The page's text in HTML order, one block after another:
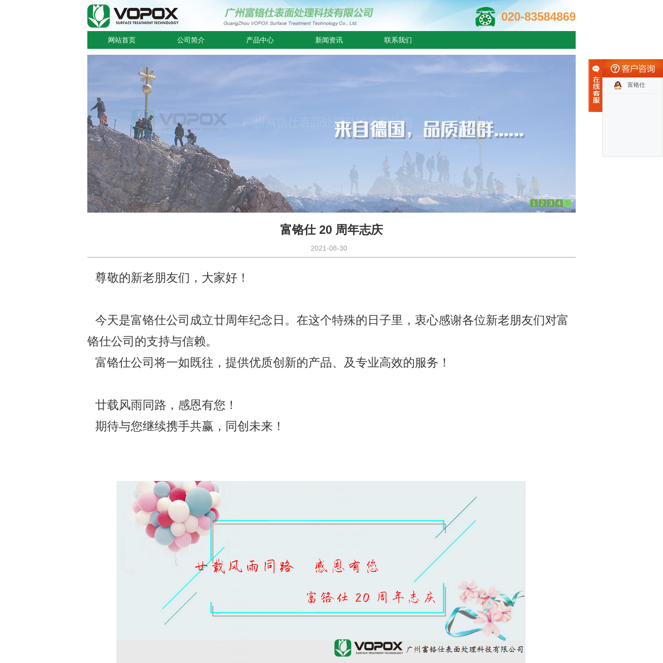
富铬仕
020-83584869
网站首页 公司简介 产品中心 新闻资讯 联系我们
1 2 3 4 5
富铬仕 20 周年志庆
2021-08-30
尊敬的新老朋友们，大家好！
今天是富铬仕公司成立廿周年纪念日。在这个特殊的日子里，衷心感谢各位新老朋友们对富
铬仕公司的支持与信赖。
富铬仕公司将一如既往，提供优质创新的产品、及专业高效的服务！
廿载风雨同路，感恩有您！
期待与您继续携手共赢，同创未来！